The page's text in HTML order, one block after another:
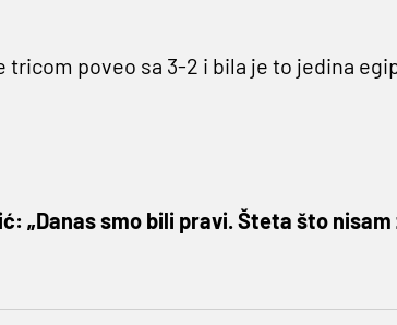
poveo sa 3-2 i bila je to jedina
„Danas smo bili pravi. Šteta što nisam